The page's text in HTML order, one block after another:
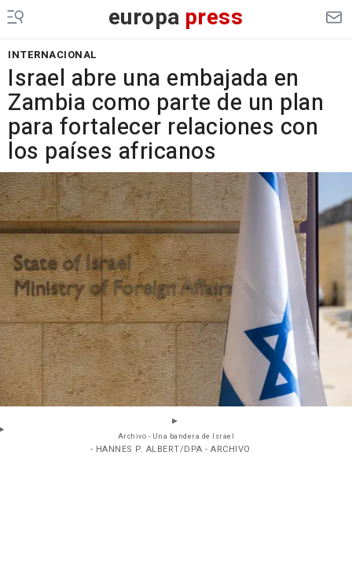
europa press
INTERNACIONAL
Israel abre una embajada en
Zambia como parte de un plan
para fortalecer relaciones con
los países africanos
Archivo - Una bandera de Israel
- HANNES P. ALBERT/DPA - ARCHIVO